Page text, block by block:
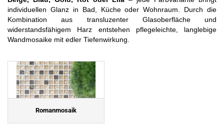
individuellen Glanz in Bad, Küche oder Wohnraum. Durch die
Kombination aus transluzenter Glasoberfläche und
widerstandsfähigem Harz entstehen pflegeleichte, langlebige
Wandmosaike mit edler Tiefenwirkung.
Romanmosaik